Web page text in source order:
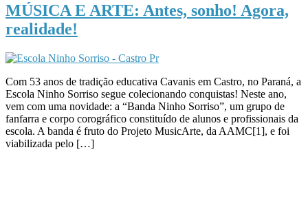
MÚSICA E ARTE: Antes, sonho! Agora,
realidade!
Com 53 anos de tradição educativa Cavanis em Castro, no Paraná, a
Escola Ninho Sorriso segue colecionando conquistas! Neste ano,
vem com uma novidade: a “Banda Ninho Sorriso”, um grupo de
fanfarra e corpo corográfico constituído de alunos e profissionais da
escola. A banda é fruto do Projeto MusicArte, da AAMC[1], e foi
viabilizada pelo […]